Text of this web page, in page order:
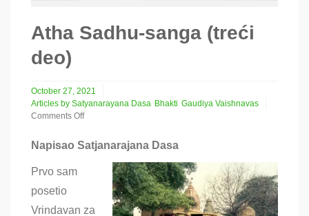
Atha Sadhu-sanga (treći
deo)
October 27, 2021
Articles by Satyanarayana Dasa Bhakti Gaudiya Vaishnavas
Comments Off
Atha
Sadhu-
(treći
deo)
Napisao Satjanarajana Dasa
Prvo sam
posetio
Vrindavan za